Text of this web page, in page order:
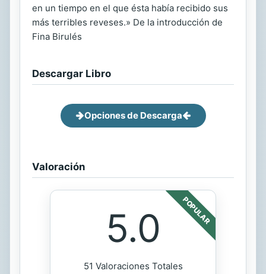
en un tiempo en el que ésta había recibido sus
más terribles reveses.» De la introducción de
Fina Birulés
Descargar Libro
Opciones de Descarga
Valoración
POPULAR
5.0
51 Valoraciones Totales